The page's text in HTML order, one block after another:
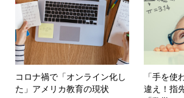
コロナ禍で「オンライン化し
た」アメリカ教育の現状
「手を使
違え！指